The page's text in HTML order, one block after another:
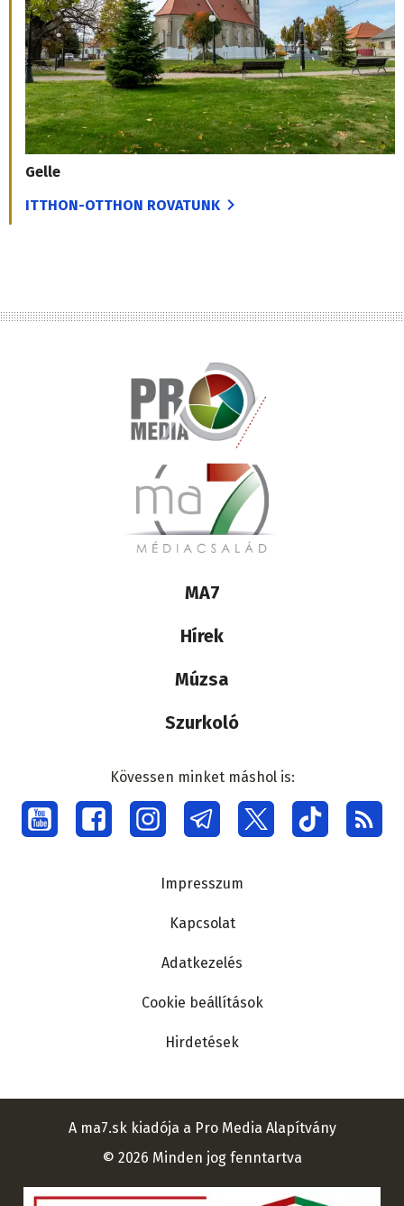
Gelle
ITTHON-OTTHON ROVATUNK
Lábléc
médiacsalád
MA7
Hírek
Múzsa
Szurkoló
Social
menu
Kövessen minket máshol is:
Impresszum
Kapcsolat
Adatkezelés
Cookie beállítások
Hirdetések
A ma7.sk kiadója a Pro Media Alapítvány
© 2026 Minden jog fenntartva